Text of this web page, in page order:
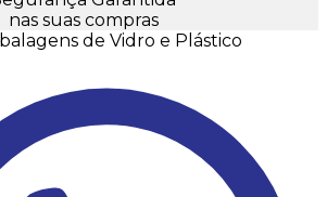
nas suas compras